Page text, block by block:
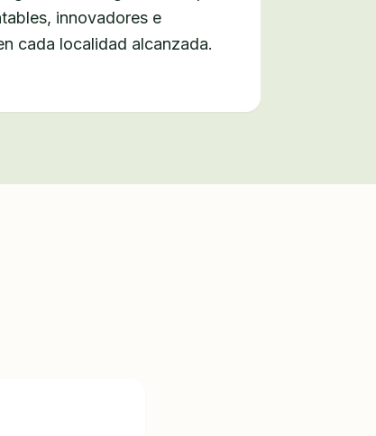
innovadores e
cada localidad alcanzada.